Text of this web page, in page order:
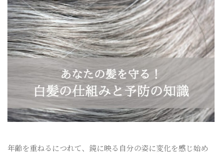
年齢を重ねるにつれて、鏡に映る自分の姿に変化を感じ始め